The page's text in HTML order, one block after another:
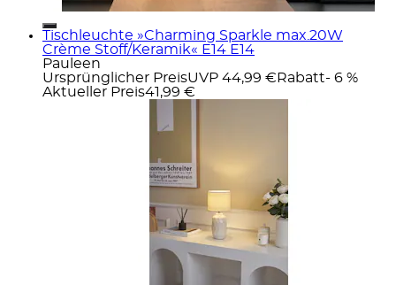
Tischleuchte »Charming Sparkle max.20W
Crème Stoff/Keramik« E14 E14
Pauleen
Ursprünglicher PreisUVP 44,99 € Rabatt- 6 %
Aktueller Preis41,99 €